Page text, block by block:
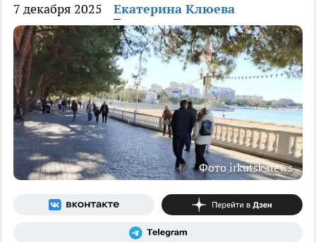
7 декабря 2025 Екатерина Клюева
Фото irkutsk.news